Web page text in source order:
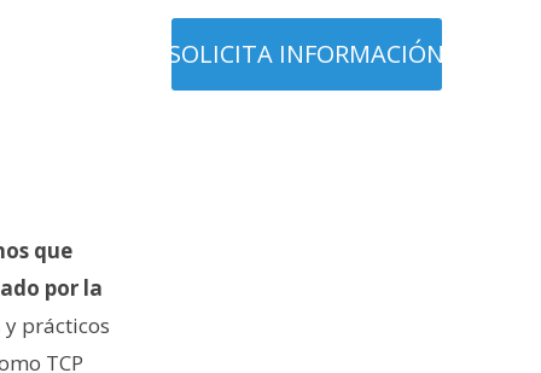
que
por la
prácticos
TCP